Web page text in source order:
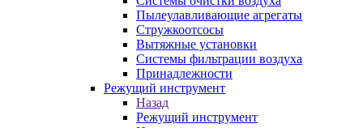
Пылеулавливающие агрегаты
Стружкоотсосы
Вытяжные установки
Системы фильтрации воздуха
Принадлежности
Режущий инструмент
Назад
Режущий инструмент